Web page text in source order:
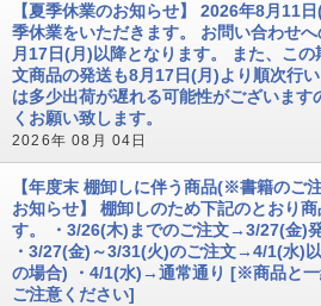
【夏季休業のお知らせ】 2026年8月11
季休業をいただきます。 お問い合わせ
月17日(月)以降となります。 また、こ
文商品の発送も8月17日(月)より順次行
は多少出荷が遅れる可能性がございます
くお願い致します。
2026年 08月 04日
【年度末 棚卸しに伴う商品(※書籍のご
お知らせ】 棚卸しのため下記のとおり
す。 ・3/26(木)までのご注文→3/27(金)
・3/27(金)～3/31(火)のご注文→4/1(水)
の場合) ・4/1(水)→通常通り [※商品と一
ご注意ください]